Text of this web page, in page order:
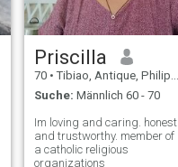
Priscilla
70 • Tibiao, Antique, Philippinen
Suche: Männlich 60 - 70
Im loving and caring. honest
and trustworthy. member of
a catholic religious
organizations